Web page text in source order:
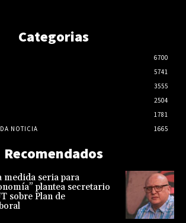
Categorias
6700
5741
3555
2504
1781
NOTICIA
1665
Recomendados
medida seria para
plantea secretario
sobre Plan de